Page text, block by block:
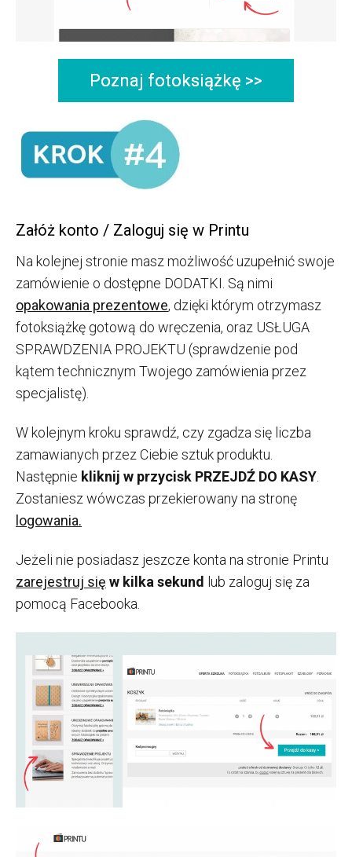
Poznaj fotoksiążkę >>
Załóż konto / Zaloguj się w Printu
Na kolejnej stronie masz możliwość uzupełnić swoje
zamówienie o dostępne DODATKI. Są nimi
opakowania prezentowe, dzięki którym otrzymasz
fotoksiążkę gotową do wręczenia, oraz USŁUGA
SPRAWDZENIA PROJEKTU (sprawdzenie pod
kątem technicznym Twojego zamówienia przez
specjalistę).
W kolejnym kroku sprawdź, czy zgadza się liczba
zamawianych przez Ciebie sztuk produktu.
Następnie kliknij w przycisk PRZEJDŹ DO KASY.
Zostaniesz wówczas przekierowany na stronę
logowania.
Jeżeli nie posiadasz jeszcze konta na stronie Printu
zarejestruj się w kilka sekund lub zaloguj się za
pomocą Facebooka.